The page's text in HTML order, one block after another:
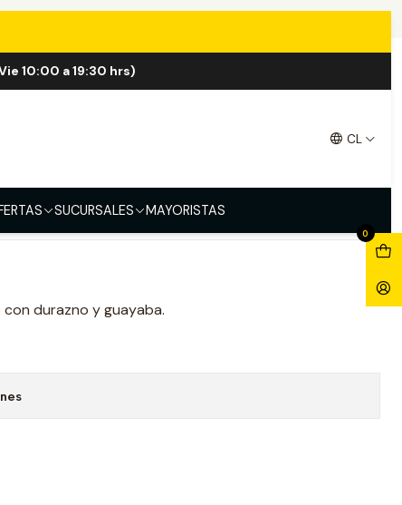
10:00 a 19:30 hrs)
CL
SUCURSALES MAYORISTAS
0
100ml
con durazno y guayaba.